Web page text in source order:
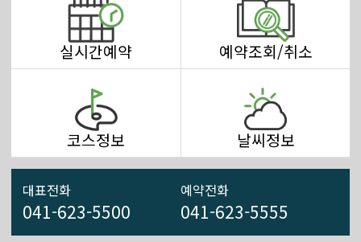
개인정보 유출 사고 안내
캐디피 인상 안내
8월 이용요금 안내
실시간예약 예약조회/취소
코스정보 날씨정보
대표전화
041-623-5500
예약전화
041-623-5555